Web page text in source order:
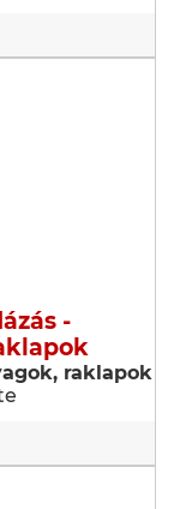
-
raklapok